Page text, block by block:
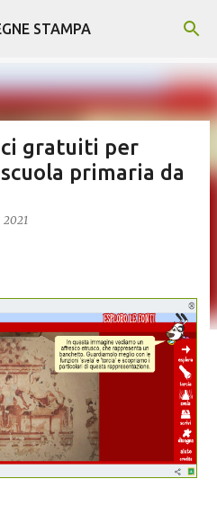
principali
STAMPA
gratuiti per
primaria da
2021